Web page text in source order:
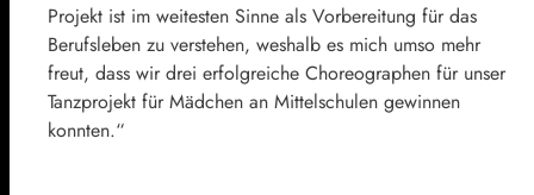
Projekt ist im weitesten Sinne als Vorbereitung für das
Berufsleben zu verstehen, weshalb es mich umso mehr
freut, dass wir drei erfolgreiche Choreographen für unser
Tanzprojekt für Mädchen an Mittelschulen gewinnen
konnten.“